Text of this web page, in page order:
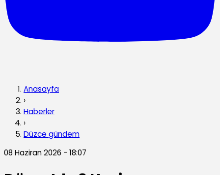
Anasayfa
›
Haberler
›
Düzce gündem
08 Haziran 2026 - 18:07